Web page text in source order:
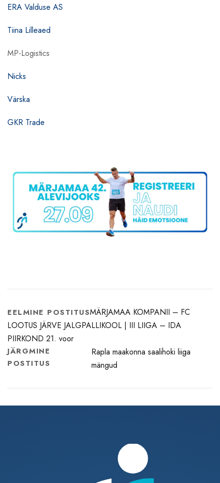
ERA Valduse AS
Tiina Lilleaed
MP-Logistics
Nicks
Värska
GKR Trade
EELMINE POSTITUSMÄRJAMAA KOMPANII – FC
LOOTUS JÄRVE JALGPALLIKOOL | III LIIGA – IDA
PIIRKOND 21. voor
JÄRGMINE
POSTITUS
Rapla maakonna saalihoki liiga
mängud